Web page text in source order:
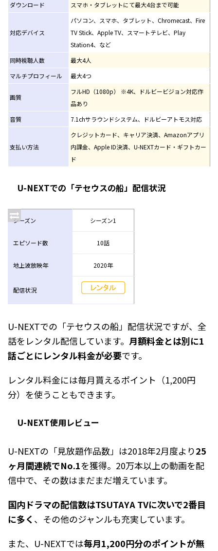
ダウンロード
スマホ・タブレットにて最大4台まで可能
対応デバイス
パソコン、スマホ、タブレット、Chromecast、Fire
TV Stick、Apple TV、スマートテレビ、Play
Station4、など
同時視聴人数
最大4人
マルチプロフィール
最大4つ
画質
フルHD（1080p） ※4K、ドルビービジョン対応作
品あり
音質
7.1chサラウンドシステム、ドルビーアトモス対応
支払い方法
クレジットカード、キャリア決済、Amazonアプリ
内課金、Apple ID決済、U-NEXTカード・ギフトカー
ド
U-NEXTでの「テセウスの船」配信状況
シーズン シーズン1
エピソード数 10話
地上波放映年 2020年
配信状況
U-NEXTでの「テセウスの船」配信状況ですが、全
話をレンタル配信しています。 月額料金とは別に1
話ごとにレンタル料金が必要です。
レンタル料金には毎月貰えるポイント（1,200円
分）を使うこともできます。
U-NEXT使用レビュー
U-NEXTの「見放題作品数」は2018年2月度より25
ヶ月間連続でNo.1を獲得。20万本以上の動画を配
信中で、その数はまだまだ増えています。
国内ドラマの配信数はTSUTAYA TVに次いで2番目
に多く、その他のジャンルも充実しています。
また、U-NEXTでは毎月1,200円分のポイントが無